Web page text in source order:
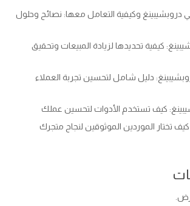
دروبشيبينغ وكيفية التعامل معها: نصائح وحلول
كيفية تحديدها لزيادة المبيعات وتحقيق
دليل شامل لتحسين تجربة العملاء
كيف تستخدم الأدوات لتحسين عملك
تختار الموردين الموثوقين لنجاح متجرك